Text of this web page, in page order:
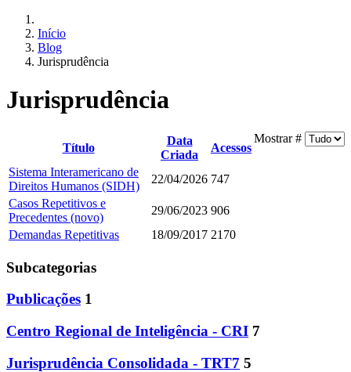
Início
Blog
Jurisprudência
Jurisprudência
Mostrar #
Título
Data
Criada
Acessos
Sistema Interamericano de
Direitos Humanos (SIDH)
22/04/2026 747
Casos Repetitivos e
Precedentes (novo)
29/06/2023 906
Demandas Repetitivas
18/09/2017 2170
Subcategorias
Publicações 1
Centro Regional de Inteligência - CRI 7
Jurisprudência Consolidada - TRT7 5